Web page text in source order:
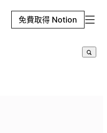
免費取得 Notion